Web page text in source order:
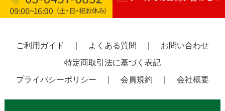
ご利用ガイド よくある質問
お問い合わせ
特定商取引法に基づく表記
プライバシーポリシー
会員規約 会社概要